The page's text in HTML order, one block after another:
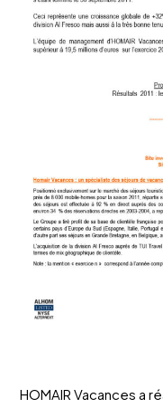
HOMAIR Vacances a